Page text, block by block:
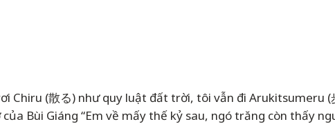
Chiru (散る) như quy luật đất trời, tôi vẫn đi Arukitsumeru
Bùi Giáng “Em về mấy thế kỷ sau, ngó trăng còn thấy